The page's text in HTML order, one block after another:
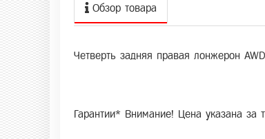
Обзор товара
Четверть задняя правая лонжерон
Гарантии* Внимание! Цена указана за